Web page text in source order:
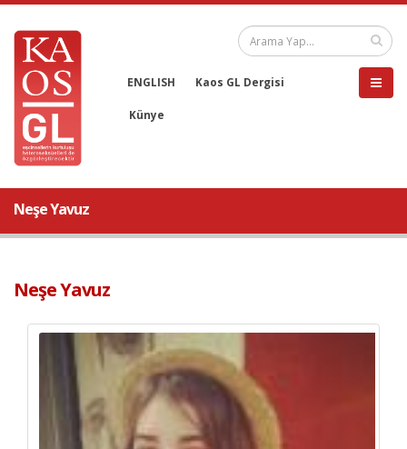
ENGLISH Kaos GL Dergisi
Künye
Neşe Yavuz
Neşe Yavuz